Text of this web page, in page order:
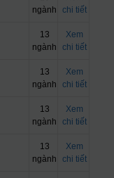
ngành
chi tiết
13
ngành
Xem
chi tiết
13
ngành
Xem
chi tiết
13
ngành
Xem
chi tiết
13
ngành
Xem
chi tiết